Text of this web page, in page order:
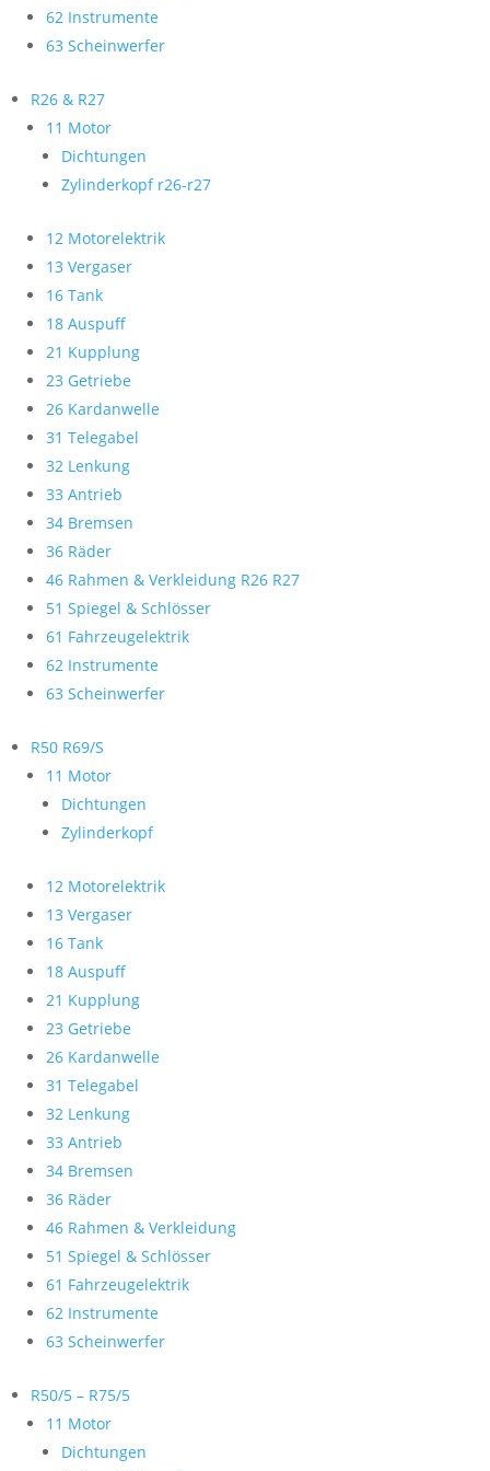
62 Instrumente
63 Scheinwerfer
R26 & R27
11 Motor
Dichtungen
Zylinderkopf r26-r27
12 Motorelektrik
13 Vergaser
16 Tank
18 Auspuff
21 Kupplung
23 Getriebe
26 Kardanwelle
31 Telegabel
32 Lenkung
33 Antrieb
34 Bremsen
36 Räder
46 Rahmen & Verkleidung R26 R27
51 Spiegel & Schlösser
61 Fahrzeugelektrik
62 Instrumente
63 Scheinwerfer
R50 R69/S
11 Motor
Dichtungen
Zylinderkopf
12 Motorelektrik
13 Vergaser
16 Tank
18 Auspuff
21 Kupplung
23 Getriebe
26 Kardanwelle
31 Telegabel
32 Lenkung
33 Antrieb
34 Bremsen
36 Räder
46 Rahmen & Verkleidung
51 Spiegel & Schlösser
61 Fahrzeugelektrik
62 Instrumente
63 Scheinwerfer
R50/5 – R75/5
11 Motor
Dichtungen